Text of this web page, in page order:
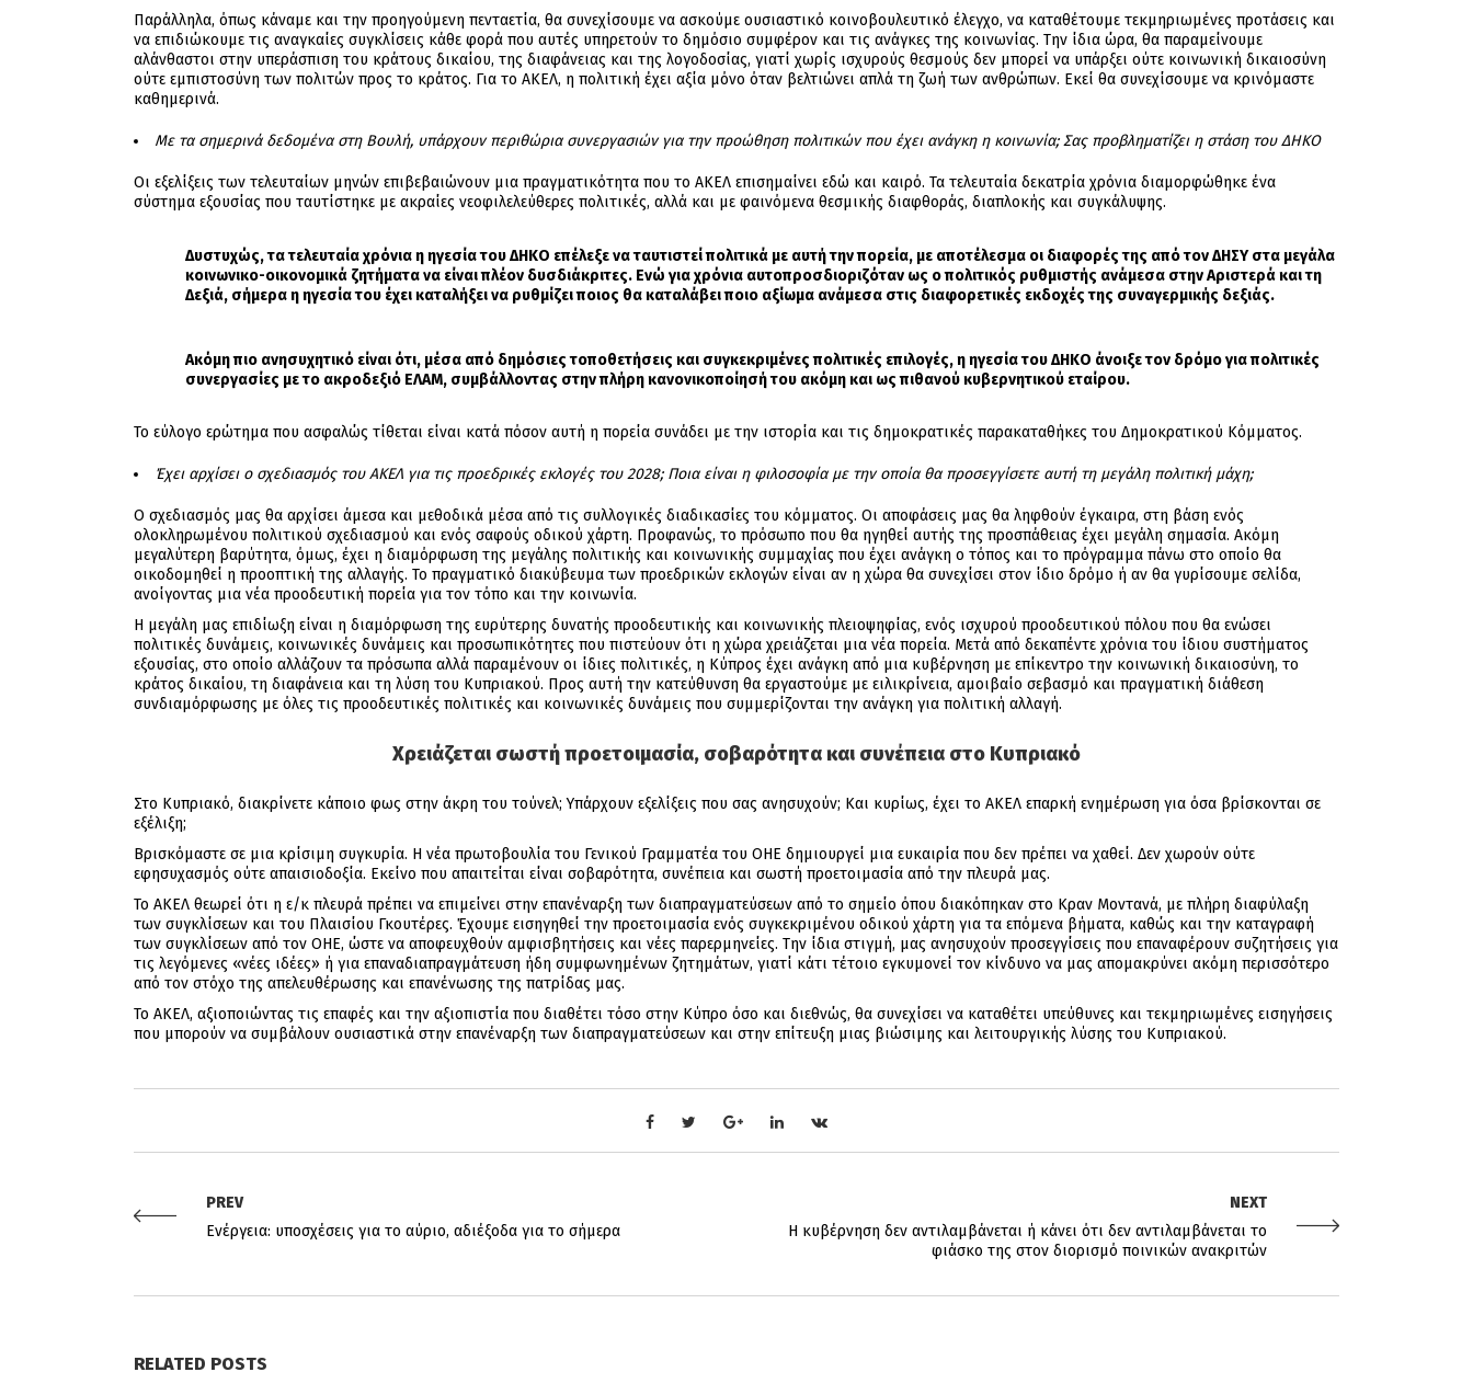
Παράλληλα, όπως κάναμε και την προηγούμενη πενταετία, θα συνεχίσουμε να ασκούμε ουσιαστικό κοινοβουλευτικό έλεγχο, να καταθέτουμε τεκμηριωμένες προτάσεις και
να επιδιώκουμε τις αναγκαίες συγκλίσεις κάθε φορά που αυτές υπηρετούν το δημόσιο συμφέρον και τις ανάγκες της κοινωνίας. Την ίδια ώρα, θα παραμείνουμε
αλάνθαστοι στην υπεράσπιση του κράτους δικαίου, της διαφάνειας και της λογοδοσίας, γιατί χωρίς ισχυρούς θεσμούς δεν μπορεί να υπάρξει ούτε κοινωνική δικαιοσύνη
ούτε εμπιστοσύνη των πολιτών προς το κράτος. Για το ΑΚΕΛ, η πολιτική έχει αξία μόνο όταν βελτιώνει απλά τη ζωή των ανθρώπων. Εκεί θα συνεχίσουμε να κρινόμαστε
καθημερινά.
Με τα σημερινά δεδομένα στη Βουλή, υπάρχουν περιθώρια συνεργασιών για την προώθηση πολιτικών που έχει ανάγκη η κοινωνία; Σας προβληματίζει η στάση του ΔΗΚΟ
Οι εξελίξεις των τελευταίων μηνών επιβεβαιώνουν μια πραγματικότητα που το ΑΚΕΛ επισημαίνει εδώ και καιρό. Τα τελευταία δεκατρία χρόνια διαμορφώθηκε ένα
σύστημα εξουσίας που ταυτίστηκε με ακραίες νεοφιλελεύθερες πολιτικές, αλλά και με φαινόμενα θεσμικής διαφθοράς, διαπλοκής και συγκάλυψης.
Δυστυχώς, τα τελευταία χρόνια η ηγεσία του ΔΗΚΟ επέλεξε να ταυτιστεί πολιτικά με αυτή την πορεία, με αποτέλεσμα οι διαφορές της από τον ΔΗΣΥ στα μεγάλα
κοινωνικο-οικονομικά ζητήματα να είναι πλέον δυσδιάκριτες. Ενώ για χρόνια αυτοπροσδιοριζόταν ως ο πολιτικός ρυθμιστής ανάμεσα στην Αριστερά και τη
Δεξιά, σήμερα η ηγεσία του έχει καταλήξει να ρυθμίζει ποιος θα καταλάβει ποιο αξίωμα ανάμεσα στις διαφορετικές εκδοχές της συναγερμικής δεξιάς.
Ακόμη πιο ανησυχητικό είναι ότι, μέσα από δημόσιες τοποθετήσεις και συγκεκριμένες πολιτικές επιλογές, η ηγεσία του ΔΗΚΟ άνοιξε τον δρόμο για πολιτικές
συνεργασίες με το ακροδεξιό ΕΛΑΜ, συμβάλλοντας στην πλήρη κανονικοποίησή του ακόμη και ως πιθανού κυβερνητικού εταίρου.
Το εύλογο ερώτημα που ασφαλώς τίθεται είναι κατά πόσον αυτή η πορεία συνάδει με την ιστορία και τις δημοκρατικές παρακαταθήκες του Δημοκρατικού Κόμματος.
Έχει αρχίσει ο σχεδιασμός του ΑΚΕΛ για τις προεδρικές εκλογές του 2028; Ποια είναι η φιλοσοφία με την οποία θα προσεγγίσετε αυτή τη μεγάλη πολιτική μάχη;
Ο σχεδιασμός μας θα αρχίσει άμεσα και μεθοδικά μέσα από τις συλλογικές διαδικασίες του κόμματος. Οι αποφάσεις μας θα ληφθούν έγκαιρα, στη βάση ενός
ολοκληρωμένου πολιτικού σχεδιασμού και ενός σαφούς οδικού χάρτη. Προφανώς, το πρόσωπο που θα ηγηθεί αυτής της προσπάθειας έχει μεγάλη σημασία. Ακόμη
μεγαλύτερη βαρύτητα, όμως, έχει η διαμόρφωση της μεγάλης πολιτικής και κοινωνικής συμμαχίας που έχει ανάγκη ο τόπος και το πρόγραμμα πάνω στο οποίο θα
οικοδομηθεί η προοπτική της αλλαγής. Το πραγματικό διακύβευμα των προεδρικών εκλογών είναι αν η χώρα θα συνεχίσει στον ίδιο δρόμο ή αν θα γυρίσουμε σελίδα,
ανοίγοντας μια νέα προοδευτική πορεία για τον τόπο και την κοινωνία.
Η μεγάλη μας επιδίωξη είναι η διαμόρφωση της ευρύτερης δυνατής προοδευτικής και κοινωνικής πλειοψηφίας, ενός ισχυρού προοδευτικού πόλου που θα ενώσει
πολιτικές δυνάμεις, κοινωνικές δυνάμεις και προσωπικότητες που πιστεύουν ότι η χώρα χρειάζεται μια νέα πορεία. Μετά από δεκαπέντε χρόνια του ίδιου συστήματος
εξουσίας, στο οποίο αλλάζουν τα πρόσωπα αλλά παραμένουν οι ίδιες πολιτικές, η Κύπρος έχει ανάγκη από μια κυβέρνηση με επίκεντρο την κοινωνική δικαιοσύνη, το
κράτος δικαίου, τη διαφάνεια και τη λύση του Κυπριακού. Προς αυτή την κατεύθυνση θα εργαστούμε με ειλικρίνεια, αμοιβαίο σεβασμό και πραγματική διάθεση
συνδιαμόρφωσης με όλες τις προοδευτικές πολιτικές και κοινωνικές δυνάμεις που συμμερίζονται την ανάγκη για πολιτική αλλαγή.
Χρειάζεται σωστή προετοιμασία, σοβαρότητα και συνέπεια στο Κυπριακό
Στο Κυπριακό, διακρίνετε κάποιο φως στην άκρη του τούνελ; Υπάρχουν εξελίξεις που σας ανησυχούν; Και κυρίως, έχει το ΑΚΕΛ επαρκή ενημέρωση για όσα βρίσκονται σε
εξέλιξη;
Βρισκόμαστε σε μια κρίσιμη συγκυρία. Η νέα πρωτοβουλία του Γενικού Γραμματέα του ΟΗΕ δημιουργεί μια ευκαιρία που δεν πρέπει να χαθεί. Δεν χωρούν ούτε
εφησυχασμός ούτε απαισιοδοξία. Εκείνο που απαιτείται είναι σοβαρότητα, συνέπεια και σωστή προετοιμασία από την πλευρά μας.
Το ΑΚΕΛ θεωρεί ότι η ε/κ πλευρά πρέπει να επιμείνει στην επανέναρξη των διαπραγματεύσεων από το σημείο όπου διακόπηκαν στο Κραν Μοντανά, με πλήρη διαφύλαξη
των συγκλίσεων και του Πλαισίου Γκουτέρες. Έχουμε εισηγηθεί την προετοιμασία ενός συγκεκριμένου οδικού χάρτη για τα επόμενα βήματα, καθώς και την καταγραφή
των συγκλίσεων από τον ΟΗΕ, ώστε να αποφευχθούν αμφισβητήσεις και νέες παρερμηνείες. Την ίδια στιγμή, μας ανησυχούν προσεγγίσεις που επαναφέρουν συζητήσεις για
τις λεγόμενες «νέες ιδέες» ή για επαναδιαπραγμάτευση ήδη συμφωνημένων ζητημάτων, γιατί κάτι τέτοιο εγκυμονεί τον κίνδυνο να μας απομακρύνει ακόμη περισσότερο
από τον στόχο της απελευθέρωσης και επανένωσης της πατρίδας μας.
Το ΑΚΕΛ, αξιοποιώντας τις επαφές και την αξιοπιστία που διαθέτει τόσο στην Κύπρο όσο και διεθνώς, θα συνεχίσει να καταθέτει υπεύθυνες και τεκμηριωμένες εισηγήσεις
που μπορούν να συμβάλουν ουσιαστικά στην επανέναρξη των διαπραγματεύσεων και στην επίτευξη μιας βιώσιμης και λειτουργικής λύσης του Κυπριακού.
PREV
Ενέργεια: υποσχέσεις για το αύριο, αδιέξοδα για το σήμερα
NEXT
Η κυβέρνηση δεν αντιλαμβάνεται ή κάνει ότι δεν αντιλαμβάνεται το
φιάσκο της στον διορισμό ποινικών ανακριτών
RELATED POSTS